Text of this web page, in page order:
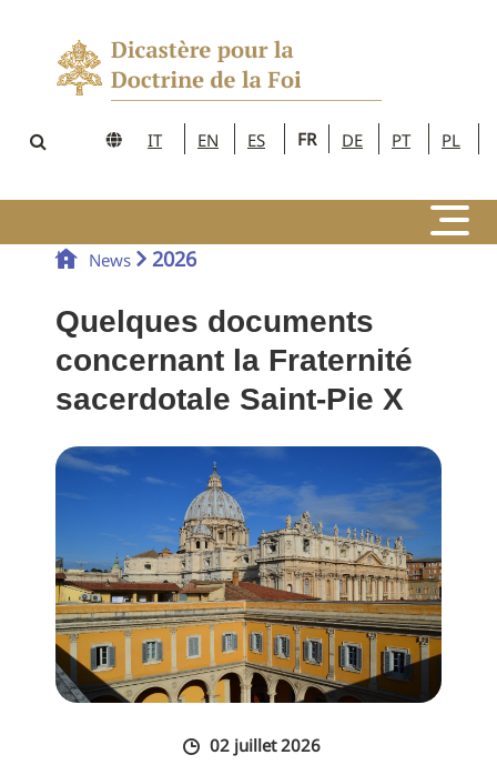
IT EN ES FR DE PT PL
News 2026
Quelques documents
concernant la Fraternité
sacerdotale Saint-Pie X
02 juillet 2026